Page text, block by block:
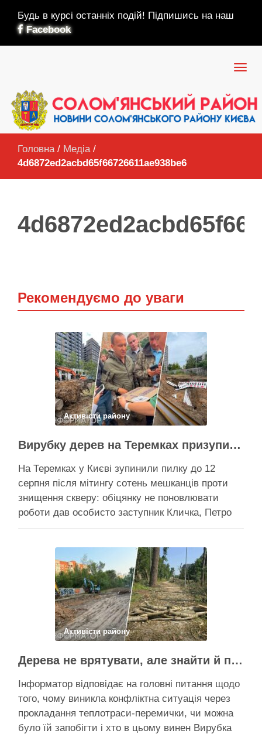
Будь в курсі останніх подій! Підпишись на наш
Facebook
Головна / Медіа /
4d6872ed2acbd65f66726611ae938be6
Рекомендуємо до уваги
Активісти району
Вирубку дерев на Теремках призупинили після приїзду заступника Кличка – почався діалог
На Теремках у Києві зупинили пилку до 12
серпня після мітингу сотень мешканців проти
знищення скверу: обіцянку не поновлювати
роботи дав особисто заступник Кличка, Петро
Пантелеєв, що прибув налагодити комунікацію
чи вдасться зберегти ту частину озеленення,
що лишилася, – поки невідомо На Теремках у …
Поділитися у соцмережах:
Активісти району
Дерева не врятувати, але знайти й покарати винних треба – головні питання і висновки з конфлікту на Теремках
Інформатор відповідає на головні питання щодо
того, чому виникла конфліктна ситуація через
прокладання теплотраси-перемички, чи можна
було їй запобігти і хто в цьому винен Вирубка